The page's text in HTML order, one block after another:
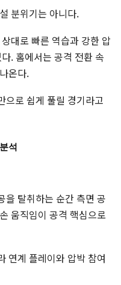
분위기는 아니다.
대로 빠른 역습과 강한 압
. 홈에서는 공격 전환 속
온다.
으로 쉽게 풀릴 경기라고
석
을 탈취하는 순간 측면 공
움직임이 공격 핵심으로
연계 플레이와 압박 참여